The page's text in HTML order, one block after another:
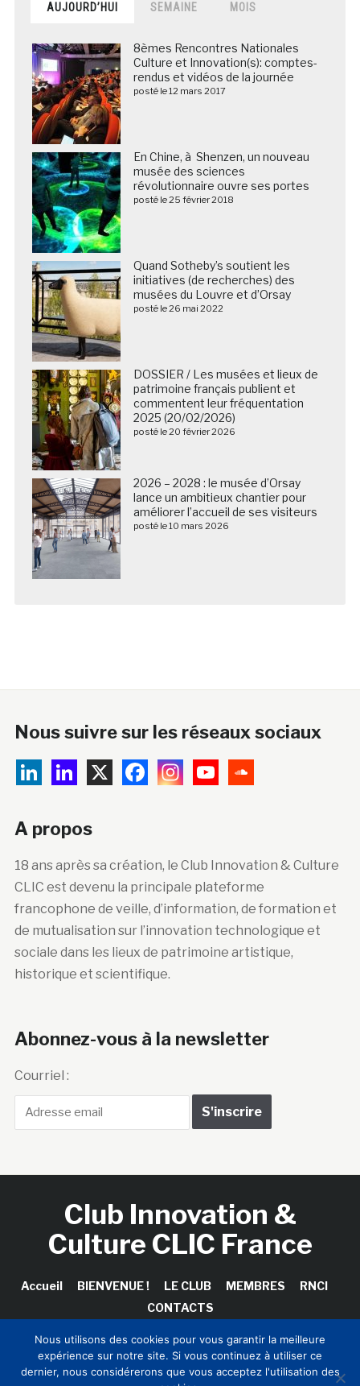
AUJOURD’HUI SEMAINE MOIS
8èmes Rencontres Nationales
Culture et Innovation(s): comptes-
rendus et vidéos de la journée
posté le 12 mars 2017
En Chine, à Shenzen, un nouveau
musée des sciences
révolutionnaire ouvre ses portes
posté le 25 février 2018
Quand Sotheby’s soutient les
initiatives (de recherches) des
musées du Louvre et d’Orsay
posté le 26 mai 2022
DOSSIER / Les musées et lieux de
patrimoine français publient et
commentent leur fréquentation
2025 (20/02/2026)
posté le 20 février 2026
2026 – 2028 : le musée d’Orsay
lance un ambitieux chantier pour
améliorer l’accueil de ses visiteurs
posté le 10 mars 2026
Nous suivre sur les réseaux sociaux
A propos
18 ans après sa création, le Club Innovation & Culture
CLIC est devenu la principale plateforme
francophone de veille, d’information, de formation et
de mutualisation sur l’innovation technologique et
sociale dans les lieux de patrimoine artistique,
historique et scientifique.
Abonnez-vous à la newsletter
Courriel :
Club Innovation &
Culture CLIC France
Accueil BIENVENUE ! LE CLUB MEMBRES
RNCI
CONTACTS
Copyright © 2026 Club Innovation & Culture CLIC France /
Nous utilisons des cookies pour vous garantir la meilleure
expérience sur notre site. Si vous continuez à utiliser ce
dernier, nous considérerons que vous acceptez l'utilisation des